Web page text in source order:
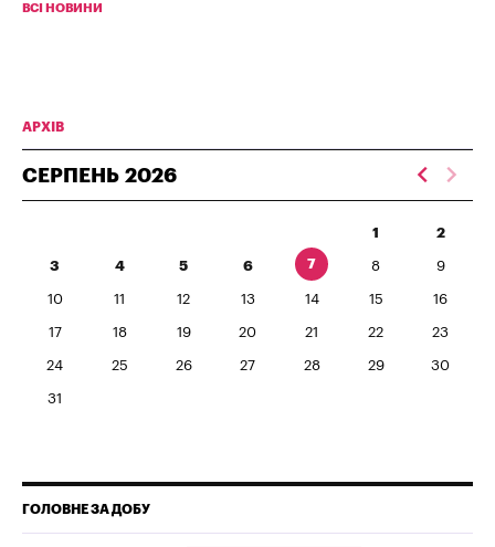
ВСІ НОВИНИ
АРХІВ
СЕРПЕНЬ 2026
1 2
3 4 5 6 7 8 9
10 11 12 13 14 15 16
17 18 19 20 21 22 23
24 25 26 27 28 29 30
31
ГОЛОВНЕ ЗА ДОБУ